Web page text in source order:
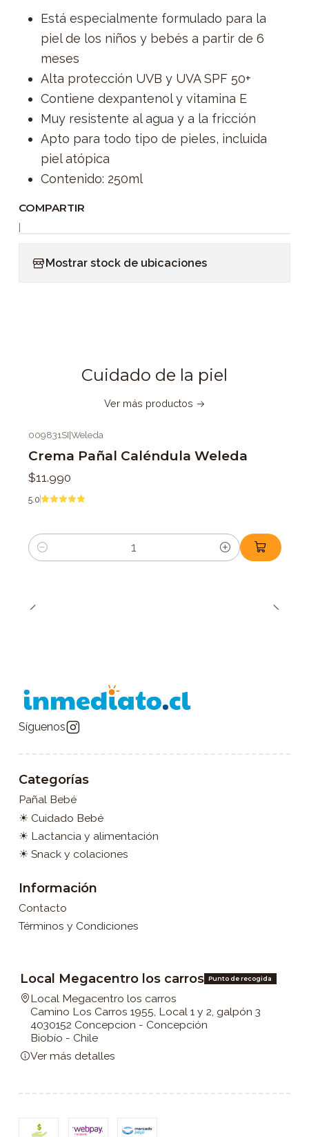
Está especialmente formulado para la
piel de los niños y bebés a partir de 6
meses
Alta protección UVB y UVA SPF 50+
Contiene dexpantenol y vitamina E
Muy resistente al agua y a la fricción
Apto para todo tipo de pieles, incluida
piel atópica
Contenido: 250ml
COMPARTIR
|
Mostrar stock de ubicaciones
Cuidado de la piel
Ver más productos
009831SI|Weleda
Crema Pañal Caléndula Weleda
$11.990
5.0
Cantidad
Síguenos
Categorías
Pañal Bebé
☀ Cuidado Bebé
☀ Lactancia y alimentación
☀ Snack y colaciones
Información
Contacto
Términos y Condiciones
Local Megacentro los carros Punto de recogida
Local Megacentro los carros
Camino Los Carros 1955, Local 1 y 2, galpón 3
4030152 Concepcion - Concepción
Biobío - Chile
Ver más detalles